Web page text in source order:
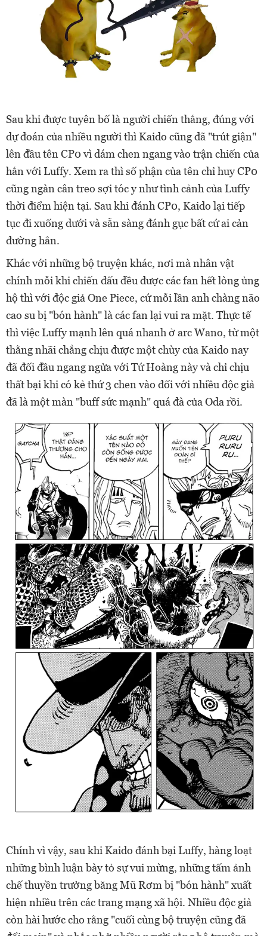
Sau khi được tuyên bố là người chiến thắng, đúng với
dự đoán của nhiều người thì Kaido cũng đã "trút giận"
lên đầu tên CP0 vì dám chen ngang vào trận chiến của
hắn với Luffy. Xem ra thì số phận của tên chỉ huy CP0
cũng ngàn cân treo sợi tóc y như tình cảnh của Luffy
thời điểm hiện tại. Sau khi đánh CP0, Kaido lại tiếp
tục đi xuống dưới và sẵn sàng đánh gục bất cứ ai cản
đường hắn.
Khác với những bộ truyện khác, nơi mà nhân vật
chính mỗi khi chiến đấu đều được các fan hết lòng ủng
hộ thì với độc giả One Piece, cứ mỗi lần anh chàng não
cao su bị "bón hành" là các fan lại vui ra mặt. Thực tế
thì việc Luffy mạnh lên quá nhanh ở arc Wano, từ một
thằng nhãi chẳng chịu được một chùy của Kaido nay
đã đối đầu ngang ngửa với Tứ Hoàng này và chỉ chịu
thất bại khi có kẻ thứ 3 chen vào đối với nhiều độc giả
đã là một màn "buff sức mạnh" quá đà của Oda rồi.
Chính vì vậy, sau khi Kaido đánh bại Luffy, hàng loạt
những bình luận bày tỏ sự vui mừng, những tấm ảnh
chế thuyền trưởng băng Mũ Rơm bị "bón hành" xuất
hiện nhiều trên các trang mạng xã hội. Nhiều độc giả
còn hài hước cho rằng "cuối cùng bộ truyện cũng đã